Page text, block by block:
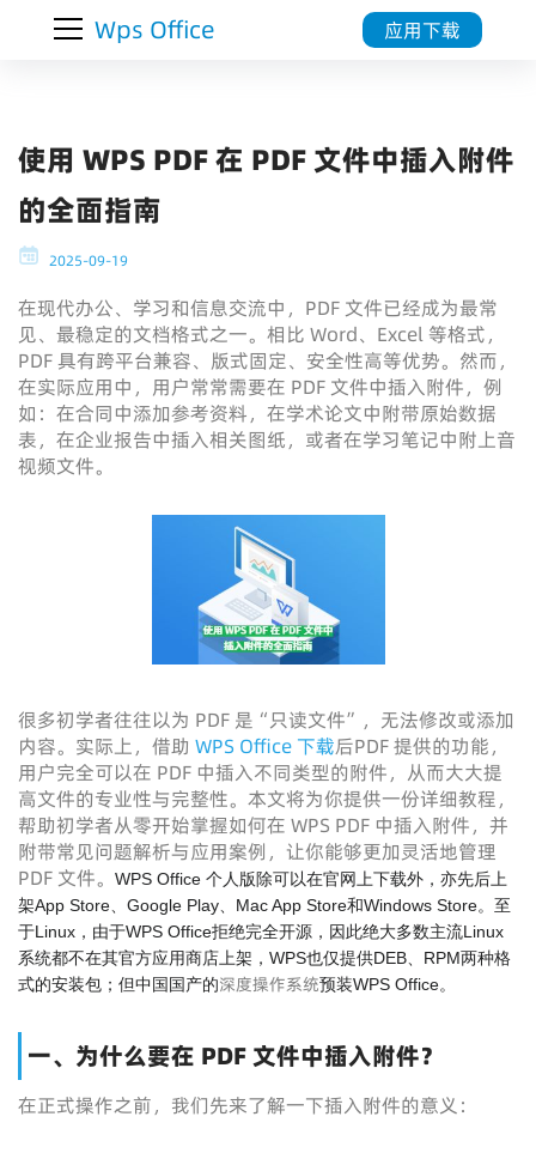
Wps Office 应用下载
使用 WPS PDF 在 PDF 文件中插入附件
的全面指南
2025-09-19
在现代办公、学习和信息交流中，PDF 文件已经成为最常
见、最稳定的文档格式之一。相比 Word、Excel 等格式，
PDF 具有跨平台兼容、版式固定、安全性高等优势。然而，
在实际应用中，用户常常需要在 PDF 文件中插入附件，例
如：在合同中添加参考资料，在学术论文中附带原始数据
表，在企业报告中插入相关图纸，或者在学习笔记中附上音
视频文件。
很多初学者往往以为 PDF 是“只读文件”，无法修改或添加
内容。实际上，借助 WPS Office 下载后PDF 提供的功能，
用户完全可以在 PDF 中插入不同类型的附件，从而大大提
高文件的专业性与完整性。本文将为你提供一份详细教程，
帮助初学者从零开始掌握如何在 WPS PDF 中插入附件，并
附带常见问题解析与应用案例，让你能够更加灵活地管理
PDF 文件。
WPS Office 个人版除可以在官网上下载外，亦先后上
架App Store、Google Play、Mac App Store和Windows Store。至
于Linux，由于WPS Office拒绝完全开源，因此绝大多数主流Linux
系统都不在其官方应用商店上架，WPS也仅提供DEB、RPM两种格
式的安装包；但中国国产的深度操作系统预装WPS Office。
一、为什么要在 PDF 文件中插入附件？
在正式操作之前，我们先来了解一下插入附件的意义：